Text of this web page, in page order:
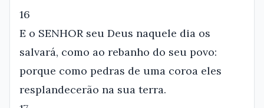
16
E o SENHOR seu Deus naquele dia os
salvará, como ao rebanho do seu povo:
porque como pedras de uma coroa eles
resplandecerão na sua terra.